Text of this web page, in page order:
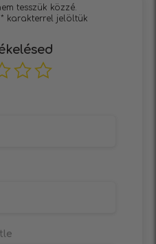
tesszük közzé.
* karakterrel jelöltük